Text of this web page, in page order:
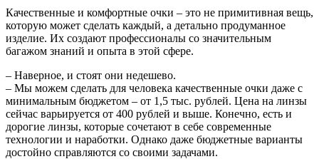
Качественные и комфортные очки – это не примитивная вещь,
которую может сделать каждый, а детально продуманное
изделие. Их создают профессионалы со значительным
багажом знаний и опыта в этой сфере.
– Наверное, и стоят они недешево.
– Мы можем сделать для человека качественные очки даже с
минимальным бюджетом – от 1,5 тыс. рублей. Цена на линзы
сейчас варьируется от 400 рублей и выше. Конечно, есть и
дорогие линзы, которые сочетают в себе современные
технологии и наработки. Однако даже бюджетные варианты
достойно справляются со своими задачами.